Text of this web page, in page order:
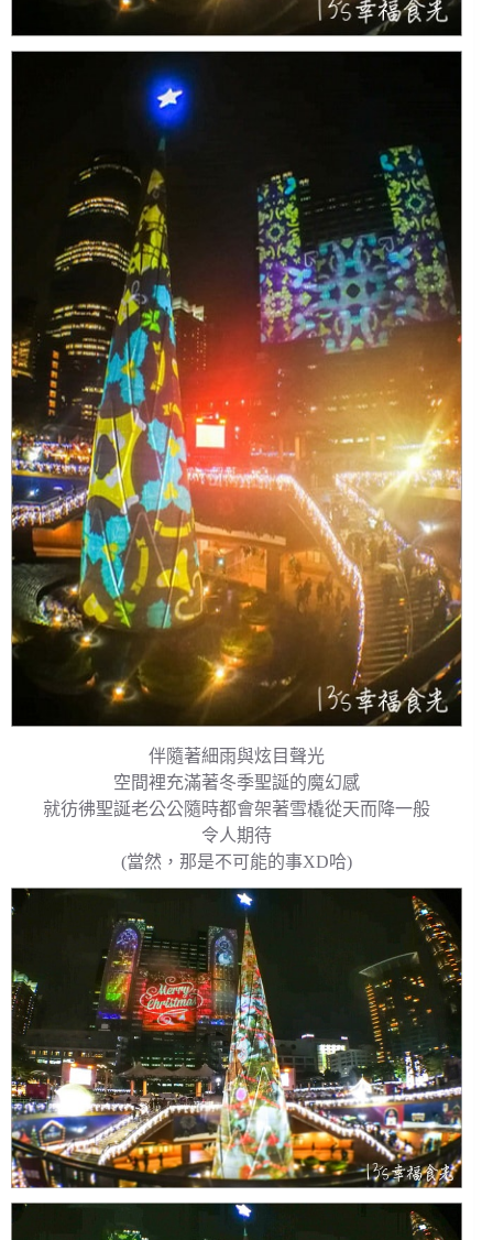
伴隨著細雨與炫目聲光
空間裡充滿著冬季聖誕的魔幻感
就彷彿聖誕老公公隨時都會架著雪橇從天而降一般
令人期待
(當然，那是不可能的事XD哈)